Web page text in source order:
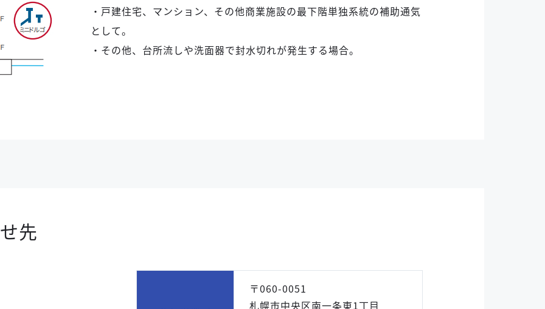
・戸建住宅、マンション、その他商業施設の最下階単独系統の補助通気
として。
・その他、台所流しや洗面器で封水切れが発生する場合。
先
〒060-0051
札幌市中央区南一条東1丁目